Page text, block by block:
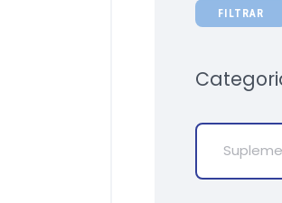
FILTRAR